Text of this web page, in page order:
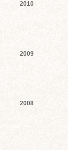
2010
2009
2008